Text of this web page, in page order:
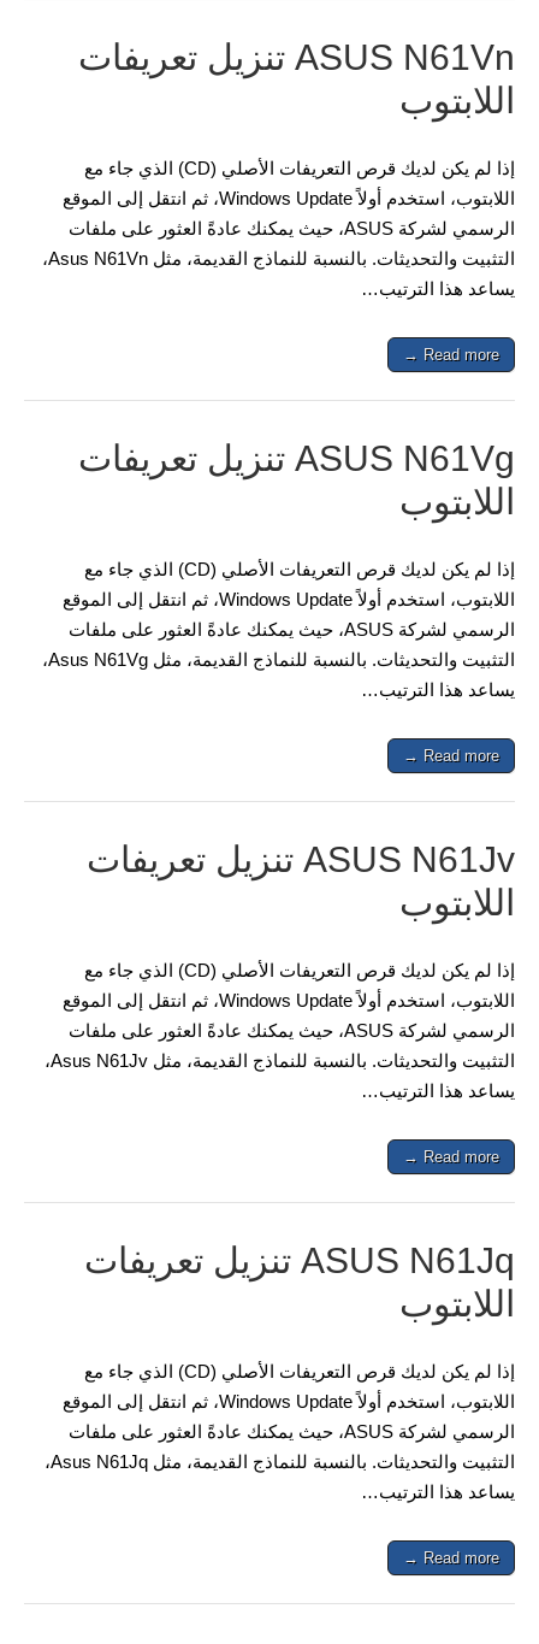
ASUS N61Vn تنزيل تعريفات
اللابتوب
إذا لم يكن لديك قرص التعريفات الأصلي (CD) الذي جاء مع
اللابتوب، استخدم أولاً Windows Update، ثم انتقل إلى الموقع
الرسمي لشركة ASUS، حيث يمكنك عادةً العثور على ملفات
التثبيت والتحديثات. بالنسبة للنماذج القديمة، مثل Asus N61Vn،
يساعد هذا الترتيب…
Read more →
ASUS N61Vg تنزيل تعريفات
اللابتوب
إذا لم يكن لديك قرص التعريفات الأصلي (CD) الذي جاء مع
اللابتوب، استخدم أولاً Windows Update، ثم انتقل إلى الموقع
الرسمي لشركة ASUS، حيث يمكنك عادةً العثور على ملفات
التثبيت والتحديثات. بالنسبة للنماذج القديمة، مثل Asus N61Vg،
يساعد هذا الترتيب…
Read more →
ASUS N61Jv تنزيل تعريفات
اللابتوب
إذا لم يكن لديك قرص التعريفات الأصلي (CD) الذي جاء مع
اللابتوب، استخدم أولاً Windows Update، ثم انتقل إلى الموقع
الرسمي لشركة ASUS، حيث يمكنك عادةً العثور على ملفات
التثبيت والتحديثات. بالنسبة للنماذج القديمة، مثل Asus N61Jv،
يساعد هذا الترتيب…
Read more →
ASUS N61Jq تنزيل تعريفات
اللابتوب
إذا لم يكن لديك قرص التعريفات الأصلي (CD) الذي جاء مع
اللابتوب، استخدم أولاً Windows Update، ثم انتقل إلى الموقع
الرسمي لشركة ASUS، حيث يمكنك عادةً العثور على ملفات
التثبيت والتحديثات. بالنسبة للنماذج القديمة، مثل Asus N61Jq،
يساعد هذا الترتيب…
Read more →